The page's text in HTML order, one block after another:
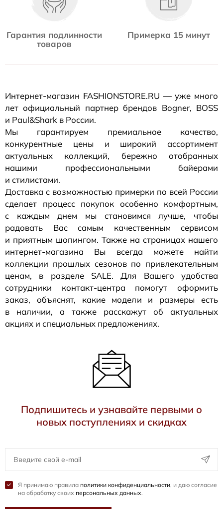
Гарантия подлинности
товаров
Примерка 15 минут
Интернет-магазин FASHIONSTORE.RU — уже много
лет официальный партнер брендов Bogner, BOSS
и Paul&Shark в России.
Мы гарантируем премиальное качество,
конкурентные цены и широкий ассортимент
актуальных коллекций, бережно отобранных
нашими профессиональными байерами
и стилистами.
Доставка с возможностью примерки по всей России
сделает процесс покупок особенно комфортным,
с каждым днем мы становимся лучше, чтобы
радовать Вас самым качественным сервисом
и приятным шопингом. Также на страницах нашего
интернет-магазина Вы всегда можете найти
коллекции прошлых сезонов по привлекательным
ценам, в разделе SALE. Для Вашего удобства
сотрудники контакт-центра помогут оформить
заказ, объяснят, какие модели и размеры есть
в наличии, а также расскажут об актуальных
акциях и специальных предложениях.
Подпишитесь и узнавайте первыми о
новых поступлениях и скидках
Я принимаю правила политики конфиденциальности, и даю согласие
на обработку своих персональных данных.